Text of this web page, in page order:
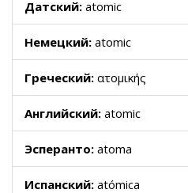
Датский: atomic
Немецкий: atomic
Греческий: ατομικής
Английский: atomic
Эсперанто: atoma
Испанский: atómica